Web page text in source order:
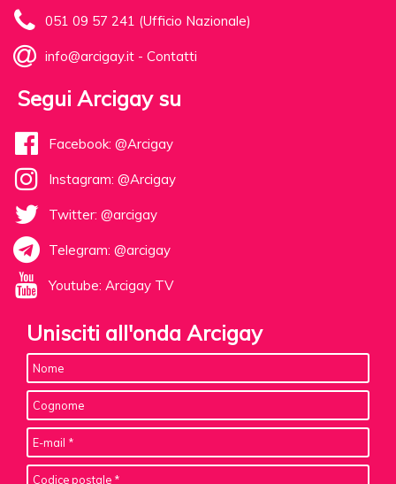
051 09 57 241 (Ufficio Nazionale)
info@arcigay.it - Contatti
Segui Arcigay su
Facebook: @Arcigay
Instagram: @Arcigay
Twitter: @arcigay
Telegram: @arcigay
Youtube: Arcigay TV
Unisciti all'onda Arcigay